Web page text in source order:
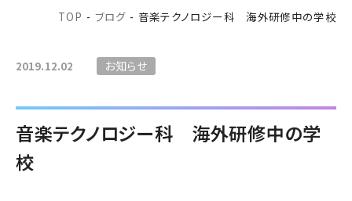
TOP - ブログ - 音楽テクノロジー科 海外研修中の学校
2019.12.02 お知らせ
音楽テクノロジー科 海外研修中の学
校